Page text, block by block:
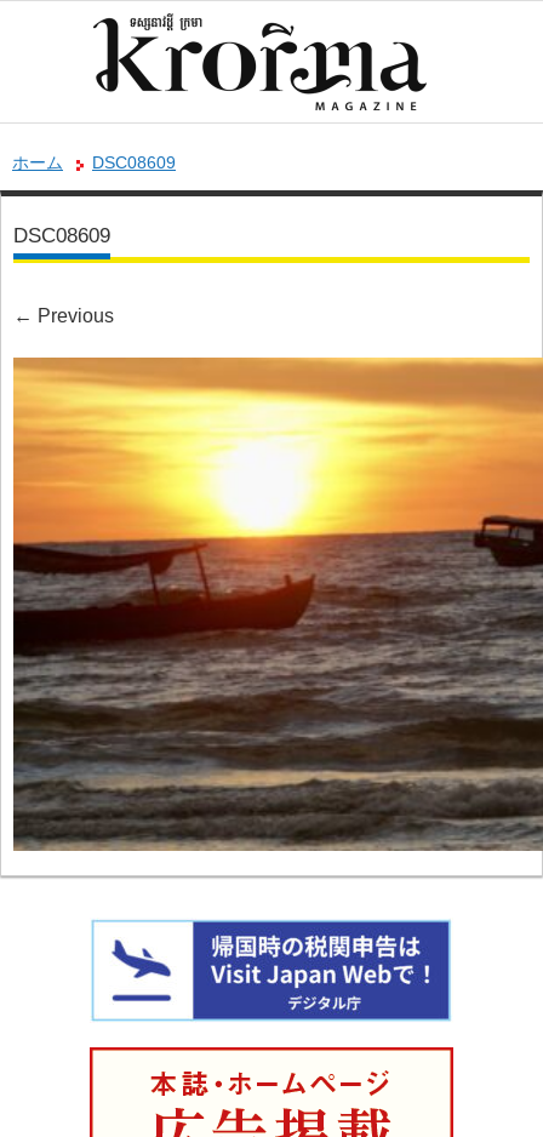
ホーム DSC08609
DSC08609
← Previous